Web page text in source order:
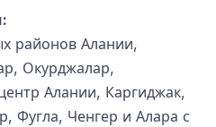
семейным и подходит
районов Алании,
Окурджалар,
Алании, Каргиджак,
Фугла, Ченгер и Алара с